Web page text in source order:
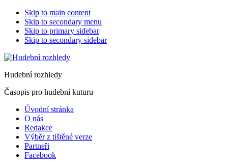
Skip to main content
Skip to secondary menu
Skip to primary sidebar
Skip to secondary sidebar
Hudební rozhledy
Časopis pro hudební kuturu
Úvodní stránka
O nás
Redakce
Výběr z tištěné verze
Partneři
Facebook